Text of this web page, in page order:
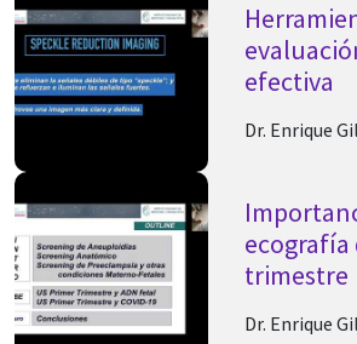
efectiva
Dr. Enrique
trimestre
Dr. Enrique